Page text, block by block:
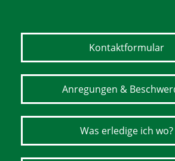
Kontaktformular
Anregungen &
Was erledige ich wo?